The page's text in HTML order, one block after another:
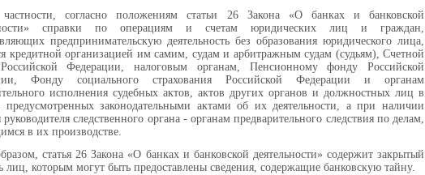
согласно положениям статьи 26 Закона «О банках и банковской
справки по операциям и счетам юридических лиц и граждан,
предпринимательскую деятельность без образования юридического лица,
кредитной организацией им самим, судам и арбитражным судам (судьям), Счетной
Федерации, налоговым органам, Пенсионному фонду Российской
Фонду социального страхования Российской Федерации и органам
исполнения судебных актов, актов других органов и должностных лиц в
предусмотренных законодательными актами об их деятельности, а при наличии
руководителя следственного органа - органам предварительного следствия по делам,
в их производстве.
статья 26 Закона «О банках и банковской деятельности» содержит закрытый
лиц, которым могут быть предоставлены сведения, содержащие банковскую тайну.